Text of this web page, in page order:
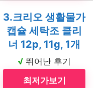
3.크리오 생활물가
캡슐 세탁조 클리
너 12p, 11g, 1개
√ 뛰어난 후기
최저가보기